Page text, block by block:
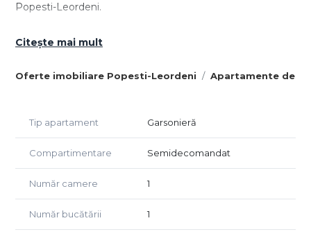
Oferte imobiliare Popesti-Leordeni Apartamente de
Popesti-Leordeni.
investitie, existand posibilitatea preluarii chiriasului actual.
Garsoniera beneficiaza de acces rapid catre mijloace de
Capitalei.
Suprafata totala: 33.23 mp, compartimentata astfel:
- Living: 18.28 mp
- Bucatarie: 8.11 mp
- Baie: 3.92 mp
- Balcon: 2.92 mp
Avantaje:
Citește mai mult
Tip apartament Garsonieră
Compartimentare Semidecomandat
Număr camere 1
Număr bucătării 1